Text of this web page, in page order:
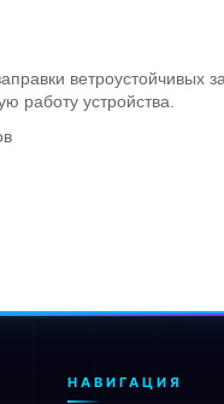
ветроустойчивых
работу устройства.
НАВИГАЦИЯ